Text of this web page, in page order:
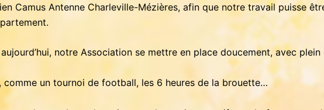
Camus Antenne Charleville-Mézières, afin que notre travail puisse
notre Association se mettre en place doucement, avec
un tournoi de football, les 6 heures de la brouette…